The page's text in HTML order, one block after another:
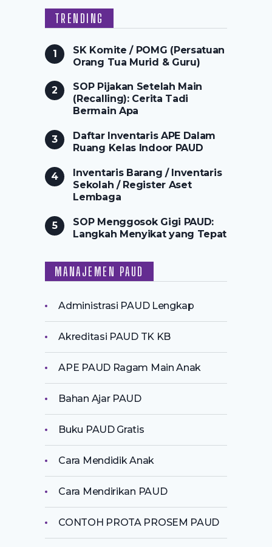
TRENDING
SK Komite / POMG (Persatuan
Orang Tua Murid & Guru)
SOP Pijakan Setelah Main
(Recalling): Cerita Tadi
Bermain Apa
Daftar Inventaris APE Dalam
Ruang Kelas Indoor PAUD
Inventaris Barang / Inventaris
Sekolah / Register Aset
Lembaga
SOP Menggosok Gigi PAUD:
Langkah Menyikat yang Tepat
MANAJEMEN PAUD
Administrasi PAUD Lengkap
Akreditasi PAUD TK KB
APE PAUD Ragam Main Anak
Bahan Ajar PAUD
Buku PAUD Gratis
Cara Mendidik Anak
Cara Mendirikan PAUD
CONTOH PROTA PROSEM PAUD